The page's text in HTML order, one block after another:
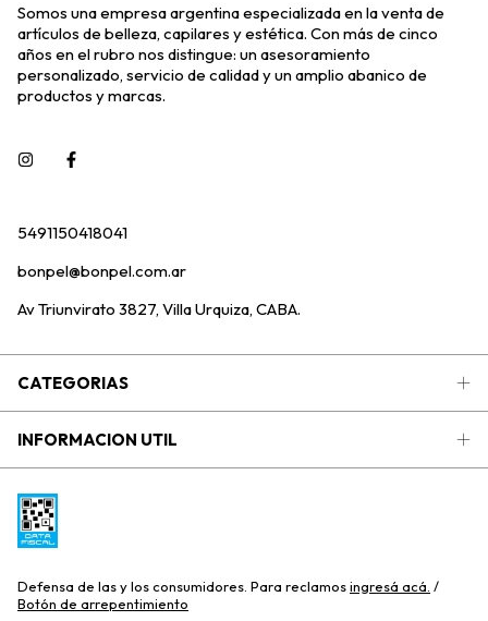
Somos una empresa argentina especializada en la venta de
artículos de belleza, capilares y estética. Con más de cinco
años en el rubro nos distingue: un asesoramiento
personalizado, servicio de calidad y un amplio abanico de
productos y marcas.
5491150418041
bonpel@bonpel.com.ar
Av Triunvirato 3827, Villa Urquiza, CABA.
CATEGORIAS
INFORMACION UTIL
Defensa de las y los consumidores. Para reclamosingresá acá. /
Botón de arrepentimiento